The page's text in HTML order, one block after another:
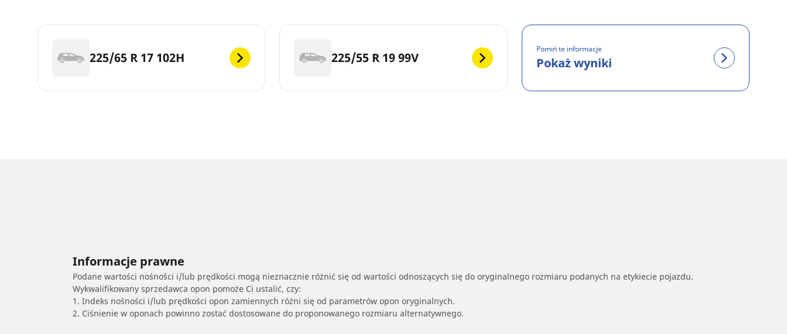
225/65 R 17 102H 225/55 R 19 99V
Pomiń te informacje
Pokaż wyniki
Informacje prawne
Podane wartości nośności i/lub prędkości mogą nieznacznie różnić się od wartości odnoszących się do oryginalnego rozmiaru podanych na etykiecie pojazdu.
Wykwalifikowany sprzedawca opon pomoże Ci ustalić, czy:
1. Indeks nośności i/lub prędkości opon zamiennych różni się od parametrów opon oryginalnych.
2. Ciśnienie w oponach powinno zostać dostosowane do proponowanego rozmiaru alternatywnego.